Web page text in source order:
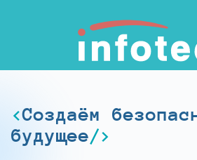
Создаём
будущее